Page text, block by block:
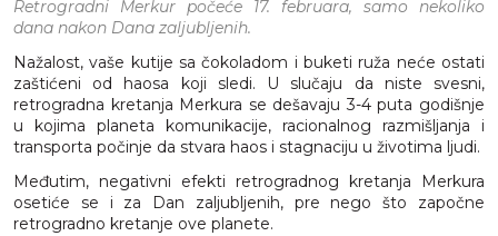
Retrogradni Merkur počeće 17. februara, samo nekoliko
dana nakon Dana zaljubljenih.
Nažalost, vaše kutije sa čokoladom i buketi ruža neće ostati
zaštićeni od haosa koji sledi. U slučaju da niste svesni,
retrogradna kretanja Merkura se dešavaju 3-4 puta godišnje
u kojima planeta komunikacije, racionalnog razmišljanja i
transporta počinje da stvara haos i stagnaciju u životima ljudi.
Međutim, negativni efekti retrogradnog kretanja Merkura
osetiće se i za Dan zaljubljenih, pre nego što započne
retrogradno kretanje ove planete.